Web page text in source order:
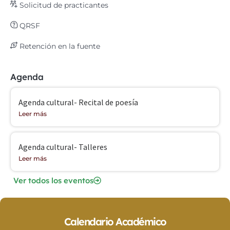
Solicitud de practicantes
QRSF
Retención en la fuente
Agenda
Agenda cultural- Recital de poesía
Leer más
Agenda cultural- Talleres
Leer más
Ver todos los eventos
Calendario Académico